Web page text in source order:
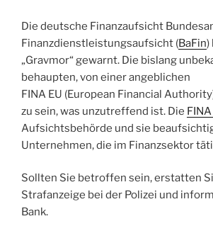
Die deutsche Finanzaufsicht
Finanzdienstleistungsaufsicht (BaFin)
„Gravmor“ gewarnt. Die bislang
behaupten, von einer angeblichen
FINA EU (European Financial
zu sein, was unzutreffend ist. Die FINA
Aufsichtsbehörde und sie
Unternehmen, die im Finanzsektor
Sollten Sie betroffen sein, erstatten
Strafanzeige bei der Polizei und
Bank.